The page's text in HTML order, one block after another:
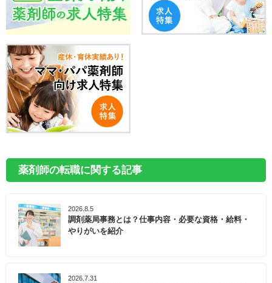
薬剤師の転職に関する記事
2026.8.5
調剤薬局事務とは？仕事内容・必要な資格・給料・
やりがいを紹介
2026.7.31